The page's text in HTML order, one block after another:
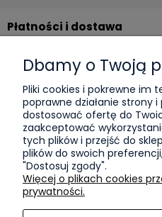
Płatności i dostawa
Czas i koszty dostawy
Informacje
Polityka prywatności
O nas
Dbamy o Twoją
Pliki cookies i pokrewne im
poprawne działanie strony
dostosować ofertę do
zaakceptować
tych plików i przejść do
plików do swoich
"Dostosuj zgody".
Więcej o plikach cookies
prywatności.